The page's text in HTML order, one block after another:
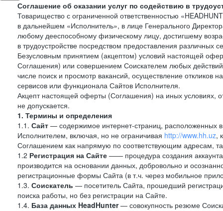
Соглашение об оказании услуг по содействию в
Товарищество с ограниченной ответственностью
в дальнейшем «Исполнитель», в лице Генерального
любому дееспособному физическому лицу, достигшему
в трудоустройстве посредством предоставления различных
Безусловным принятием (акцептом) условий настоящей
Соглашения) или совершением Соискателем любых
числе поиск и просмотр вакансий, осуществление откликов
сервисов или функционала Сайтов Исполнителя.
Акцепт настоящей оферты (Соглашения) на иных условиях,
не допускается.
1. Термины и определения
1.1. Сайт — содержимое интернет-страниц, расположенных
Исполнителем, включая, но не ограничивая http://www.hh.uz,
Соглашением как напрямую по соответствующим адресам,
1.2 Регистрация на Сайте —— процедура создания
производится на основании данных, добровольно и
регистрационные формы Сайта (в т.ч. через мобильное
1.3. Соискатель — посетитель Сайта, прошедший
поиска работы, но без регистрации на Сайте.
1.4. База данных HeadHunter— совокупность резюме